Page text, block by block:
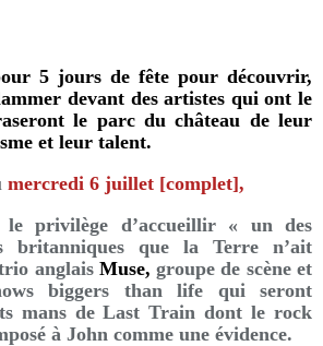
5 jours de fête pour découvrir,
devant des artistes qui ont le
le parc du château de leur
et leur talent.
mercredi 6 juillet [complet],
le privilège d’accueillir « un des
britanniques que la Terre n’ait
anglaisMuse, groupe de scène et
biggers than life qui seront
mans de Last Train dont le rock
à John comme une évidence.